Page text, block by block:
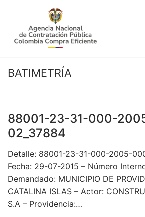
contenido
BATIMETRÍA
88001-23-31-000-
02_37884
Detalle: 88001-23-31-000-2005-
Fecha: 29-07-2015 – Número
Demandado: MUNICIPIO DE
CATALINA ISLAS – Actor:
S.A – Providencia:…